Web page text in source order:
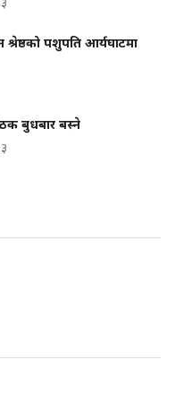
श्रेष्ठको पशुपति आर्यघाटमा
बुधबार बस्ने